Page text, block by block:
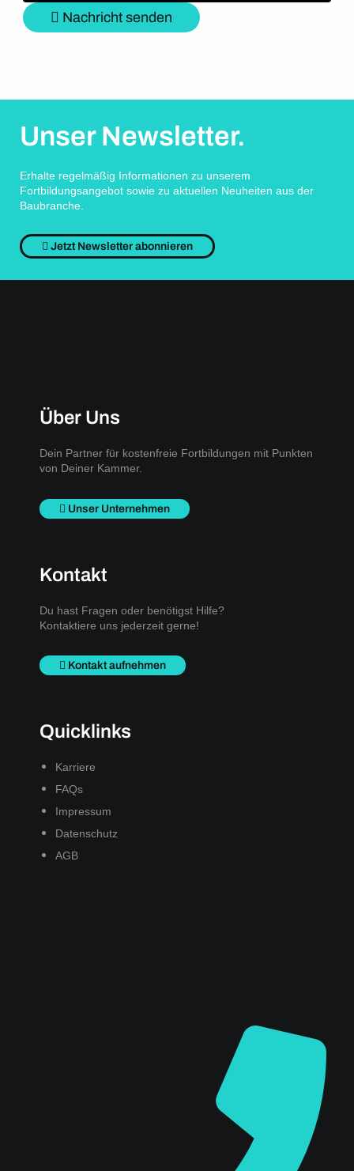
Nachricht senden
Unser Newsletter.
Erhalte regelmäßig Informationen zu unserem
Fortbildungsangebot sowie zu aktuellen Neuheiten aus der
Baubranche.
Jetzt Newsletter abonnieren
Über Uns
Dein Partner für kostenfreie Fortbildungen mit Punkten
von Deiner Kammer.
Unser Unternehmen
Kontakt
Du hast Fragen oder benötigst Hilfe?
Kontaktiere uns jederzeit gerne!
Kontakt aufnehmen
Quicklinks
Karriere
FAQs
Impressum
Datenschutz
AGB